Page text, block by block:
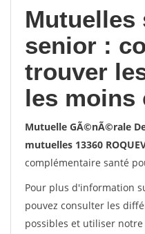
Mutuelles
senior :
trouver
les moins
Mutuelle GÃ©nÃ©rale
mutuelles 13360
complémentaire santé
Pour plus d'information
pouvez consulter les
possibles et utiliser notre